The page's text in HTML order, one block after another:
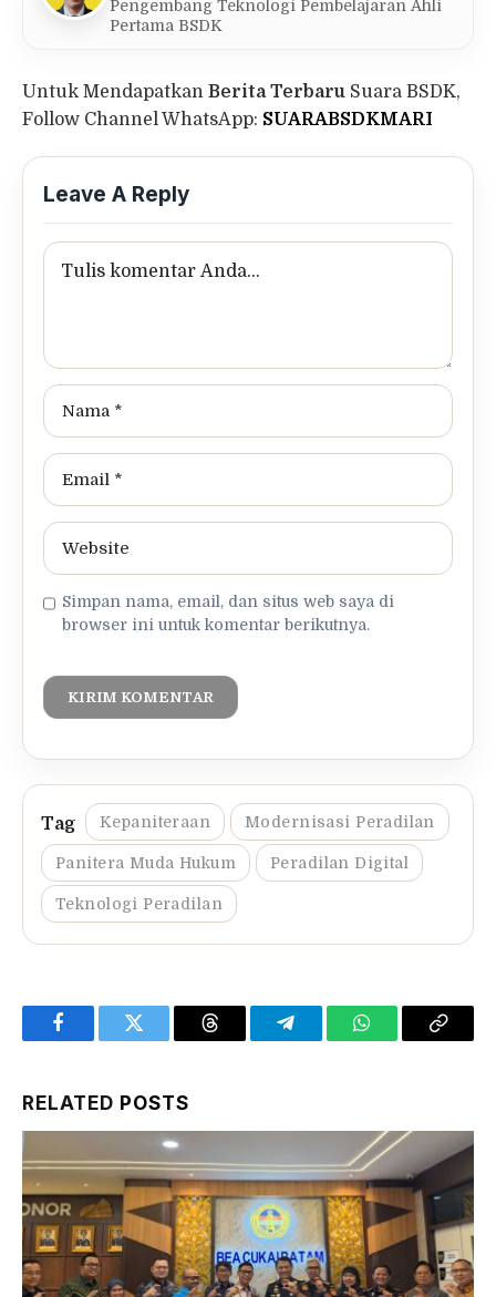
Pengembang Teknologi Pembelajaran Ahli
Pertama BSDK
Untuk Mendapatkan Berita Terbaru Suara BSDK,
Follow Channel WhatsApp: SUARABSDKMARI
Leave A Reply
Simpan nama, email, dan situs web saya di
browser ini untuk komentar berikutnya.
Kepaniteraan Modernisasi Peradilan
Panitera Muda Hukum Peradilan Digital
Teknologi Peradilan
FacebookTwitter Threads TelegramWhatsAppCopy
RELATED POSTS